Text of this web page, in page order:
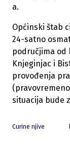
a.
Općinski štab
24-satno
područjima od
Knjeginjac i
provođenja
situacija bude
Curine njive